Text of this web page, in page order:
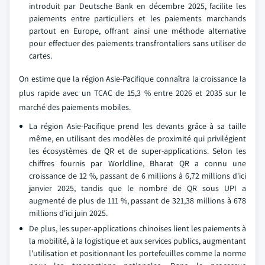
introduit par Deutsche Bank en décembre 2025, facilite les
paiements entre particuliers et les paiements marchands
partout en Europe, offrant ainsi une méthode alternative
pour effectuer des paiements transfrontaliers sans utiliser de
cartes.
On estime que la région Asie-Pacifique connaîtra la croissance la
plus rapide avec un TCAC de 15,3 % entre 2026 et 2035 sur le
marché des paiements mobiles.
La région Asie-Pacifique prend les devants grâce à sa taille
même, en utilisant des modèles de proximité qui privilégient
les écosystèmes de QR et de super-applications. Selon les
chiffres fournis par Worldline, Bharat QR a connu une
croissance de 12 %, passant de 6 millions à 6,72 millions d'ici
janvier 2025, tandis que le nombre de QR sous UPI a
augmenté de plus de 111 %, passant de 321,38 millions à 678
millions d'ici juin 2025.
De plus, les super-applications chinoises lient les paiements à
la mobilité, à la logistique et aux services publics, augmentant
l'utilisation et positionnant les portefeuilles comme la norme